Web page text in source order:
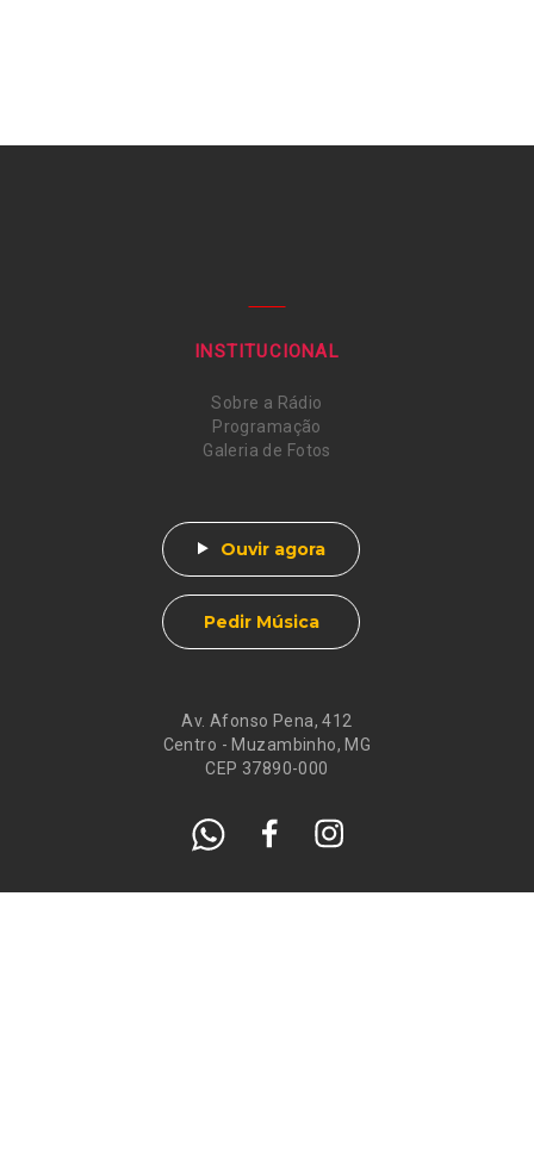
Av. Afonso Pena, 412
Centro - Muzambinho, MG
CEP 37890-000
INSTITUCIONAL
Sobre a Rádio
Programação
Galeria de Fotos
Ouvir agora
Pedir Música